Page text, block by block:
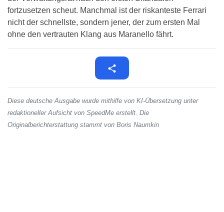
fortzusetzen scheut. Manchmal ist der riskanteste Ferrari
nicht der schnellste, sondern jener, der zum ersten Mal
ohne den vertrauten Klang aus Maranello fährt.
Diese deutsche Ausgabe wurde mithilfe von KI-Übersetzung unter
redaktioneller Aufsicht von SpeedMe erstellt. Die
Originalberichterstattung stammt von Boris Naumkin